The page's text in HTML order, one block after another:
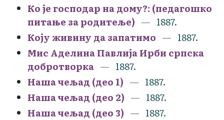
Ко је господар на дому?: (педагошко
питање за родитеље)
1887.
Коју живину да запатимо
1887.
Мис Аделина Павлија Ирби српска
добротворка
1887.
Наша чељад (део 1)
1887.
Наша чељад (део 2)
1887.
Наша чељад (део 3)
1887.